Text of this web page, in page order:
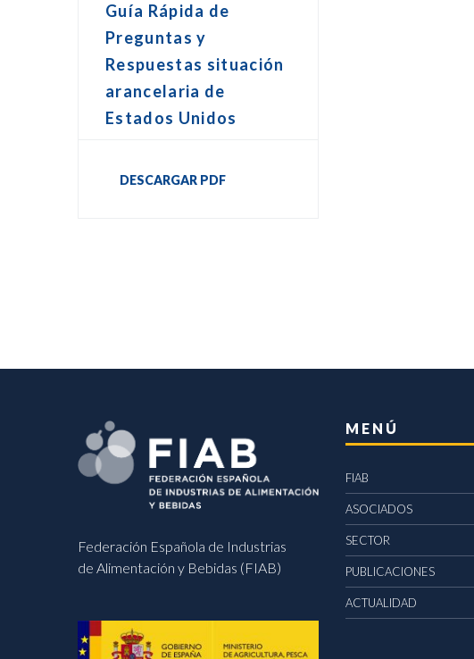
Guía Rápida de
Preguntas y
Respuestas situación
arancelaria de
Estados Unidos
DESCARGAR PDF
Federación Española de Industrias
de Alimentación y Bebidas (FIAB)
MENÚ
FIAB
ASOCIADOS
SECTOR
PUBLICACIONES
ACTUALIDAD